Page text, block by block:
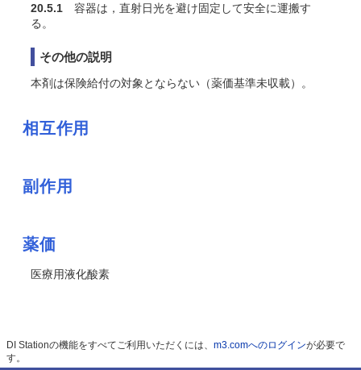
20.5.1 容器は，直射日光を避け固定して安全に運搬す
る。
その他の説明
本剤は保険給付の対象とならない（薬価基準未収載）。
相互作用
副作用
薬価
医療用液化酸素
DI Stationの機能をすべてご利用いただくには、 m3.comへのログインが必要で
す。